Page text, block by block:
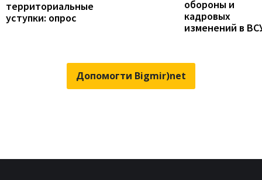
территориальные
уступки: опрос
обороны и
кадровых
изменений в
Допомогти Bigmir)net